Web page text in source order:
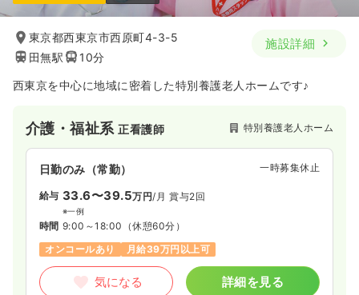
東京都西東京市西原町4-3-5
田無駅
10分
施設詳細
西東京を中心に地域に密着した特別養護老人ホームです♪
介護・福祉系正看護師 特別養護老人ホーム
日勤のみ（常勤） 一時募集休止
給与 33.6〜39.5万円/月 賞与2回
※一例
時間 9:00～18:00 （休憩60分）
オンコールあり
月給39万円以上可
気になる 詳細を見る